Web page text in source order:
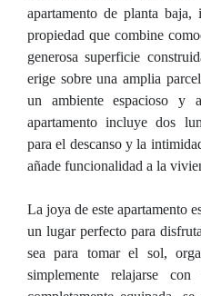
apartamento de planta baja,
propiedad que combine
generosa superficie
erige sobre una amplia
un ambiente espacioso y
apartamento incluye dos
para el descanso y la
añade funcionalidad a la
La joya de este apartamento
un lugar perfecto para
sea para tomar el sol,
simplemente relajarse